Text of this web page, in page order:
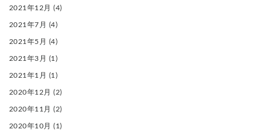
2021年12月 (4)
2021年7月 (4)
2021年5月 (4)
2021年3月 (1)
2021年1月 (1)
2020年12月 (2)
2020年11月 (2)
2020年10月 (1)